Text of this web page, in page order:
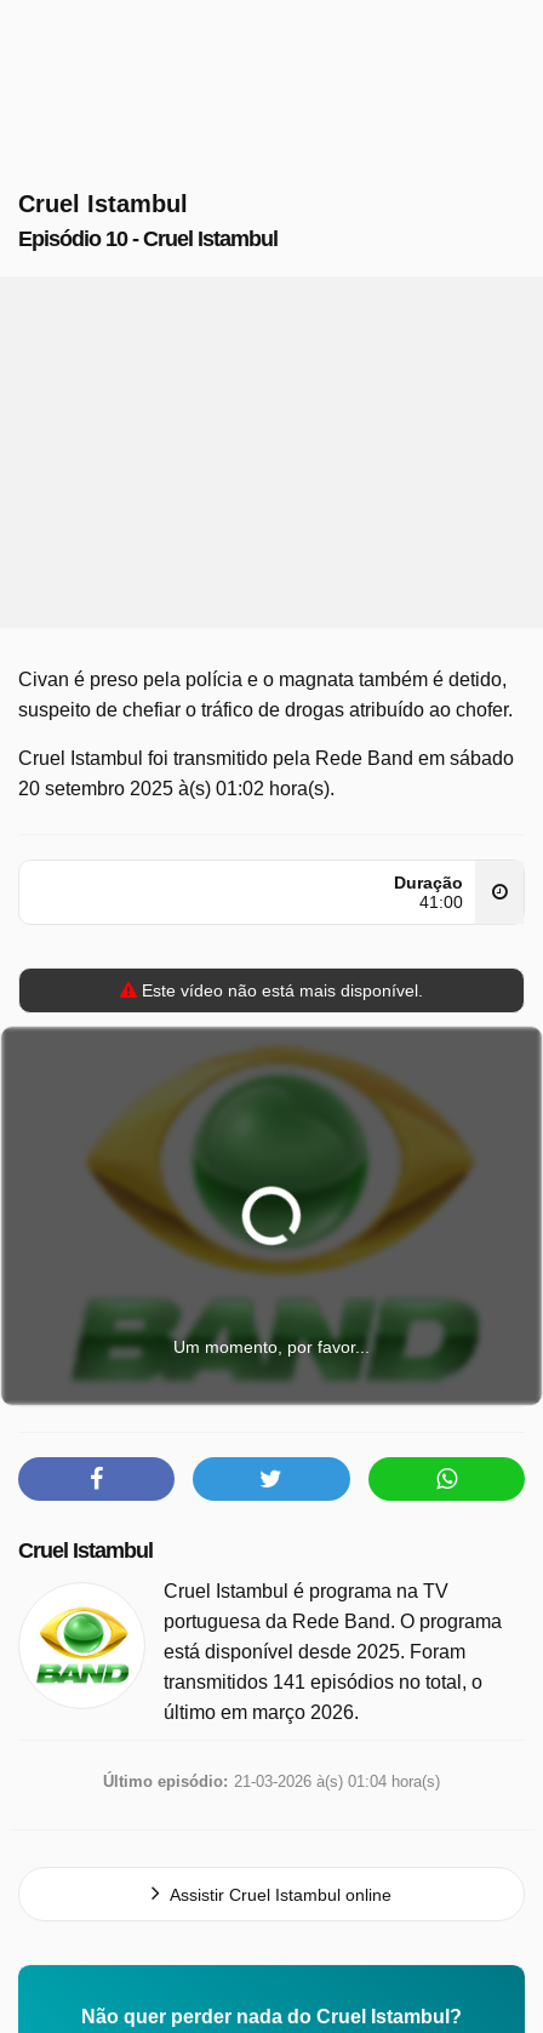
Cruel Istambul
Episódio 10 - Cruel Istambul
Civan é preso pela polícia e o magnata também é detido,
suspeito de chefiar o tráfico de drogas atribuído ao chofer.
Cruel Istambul foi transmitido pela Rede Band em sábado
20 setembro 2025 à(s) 01:02 hora(s).
Duração
41:00
Este vídeo não está mais disponível.
Um momento, por favor...
Cruel Istambul
Cruel Istambul é programa na TV
portuguesa da Rede Band. O programa
está disponível desde 2025. Foram
transmitidos 141 episódios no total, o
último em março 2026.
Último episódio: 21-03-2026 à(s) 01:04 hora(s)
Assistir Cruel Istambul online
Não quer perder nada do Cruel Istambul?